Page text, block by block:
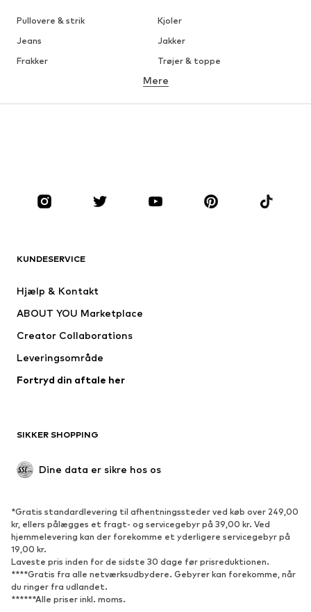
Pullovere & strik
Kjoler
Jeans
Jakker
Frakker
Trøjer & toppe
Undertøj
Nederdele
Bluser & tunikaer
Tilbehør
Premium
Nyheder
Undertøj
Frakker
Badetøj
Upcycled mode
Nyheder
Trending
Sneakers
Ankelstøvler
Pumps & høje hæle
Støvler
Sandaler
Lave sko
Sportssko
Mere
KUNDESERVICE
Hjælp & Kontakt
ABOUT YOU Marketplace
Creator Collaborations
Leveringsområde
Fortryd din aftale her
SIKKER SHOPPING
Dine data er sikre hos os
*Gratis standardlevering til afhentningssteder ved køb over 249,00
kr, ellers pålægges et fragt- og servicegebyr på 39,00 kr. Ved
hjemmelevering kan der forekomme et yderligere servicegebyr på
19,00 kr.
Laveste pris inden for de sidste 30 dage før prisreduktionen.
****Gratis fra alle netværksudbydere. Gebyrer kan forekomme, når
du ringer fra udlandet.
******Alle priser inkl. moms.